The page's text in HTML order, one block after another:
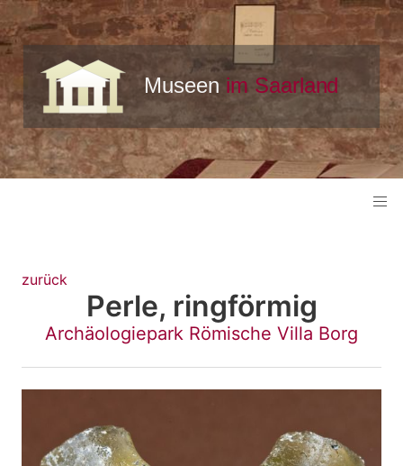
zurück
Perle, ringförmig
Archäologiepark Römische Villa Borg